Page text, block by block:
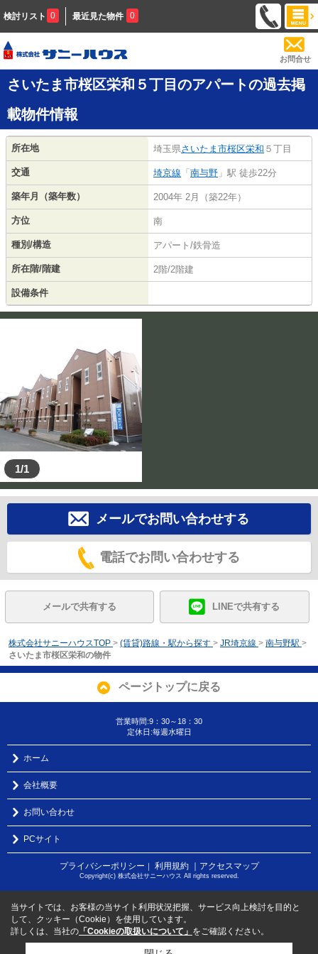
検討リスト 0 最近見た物件 0
お問合せ
さいたま市桜区栄和５丁目のアパートの過去掲
載物件情報
所在地 埼玉県さいたま市桜区栄和 ５丁目
交通 埼京線 「 南与野 」駅 徒歩22分
築年月（築年数） 2004年 2月（築22年）
方位 南
種別/構造 アパート/鉄骨造
所在階/階建 2階/2階建
設備条件
1/1
メールでお問い合わせする
電話でお問い合わせする
メールで共有する LINEで共有する
株式会社サニーハウスTOP > (賃貸)路線・駅から探す > JR埼京線 > 南与野駅 >
さいたま市桜区栄和の物件
ページトップに戻る
営業時間:9：30～18：30
定休日:毎週水曜日
ホーム
会社概要
お問い合わせ
PCサイト
プライバシーポリシー ｜ 利用規約 ｜アクセスマップ
Copyright(c) 株式会社サニーハウス All rights reserved.
当サイトでは、お客様の当サイト利用状況把握、サービス向上検討を目的と
して、クッキー（Cookie）を使用しています。
詳しくは、当社の 「Cookieの取扱いについて」 をご確認ください。